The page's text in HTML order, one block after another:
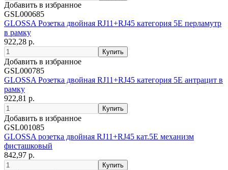
Добавить в избранное
GSL000685
GLOSSA Розетка двойная RJ11+RJ45 категория 5E перламутр
в рамку
922,28 р.
Добавить в избранное
GSL000785
GLOSSA Розетка двойная RJ11+RJ45 категория 5E антрацит в
рамку
922,81 р.
Добавить в избранное
GSL001085
GLOSSA розетка двойная RJ11+RJ45 кат.5E механизм
фисташковый
842,97 р.